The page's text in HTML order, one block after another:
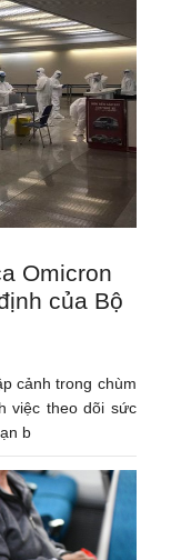
Omicron
của Bộ
cảnh trong chùm
việc theo dõi sức
b